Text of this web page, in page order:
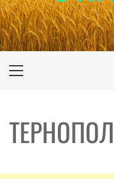
ПУТЕШЕСТВИЕ
Primary